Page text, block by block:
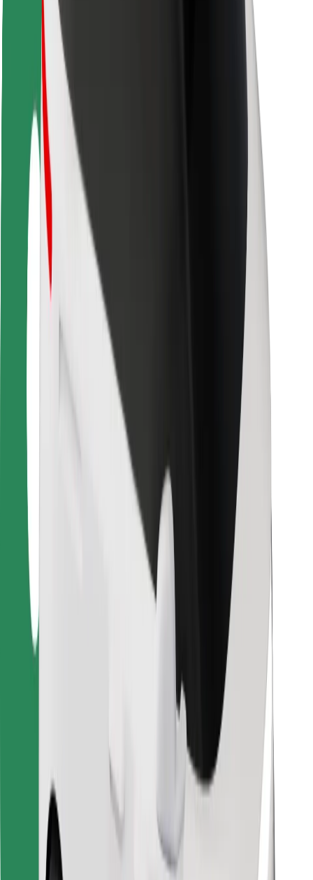
Ασφάλεια
Ασφάλεια επιβάτη
Ασφάλεια οδηγών
Ασφάλεια σκούτερ
Εργαστήριο ασφάλειας
Πόλεις
Τοποθεσίες
Λύσεις για την πόλη
Αεροδρόμια
Bolt Αποβάθρες Φόρτισης
Υποστήριξη
Για επιβάτες
Για τους οδηγούς
Για μεταφορείς
Για ιδιοκτήτες στόλου οχημάτων
Για εστιατόρια
Bolt for Business
Όροι & Προϋποθέσεις
Βρείτε το αγαπημένο σας φαγητό!
Κατεβάστε την εφαρμογή Bolt Food